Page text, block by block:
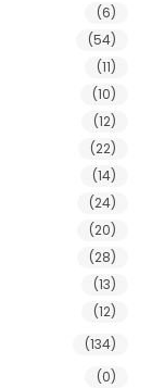
(6)
(54)
(11)
(10)
(12)
(22)
(14)
(24)
(20)
(28)
(13)
(12)
(134)
(0)